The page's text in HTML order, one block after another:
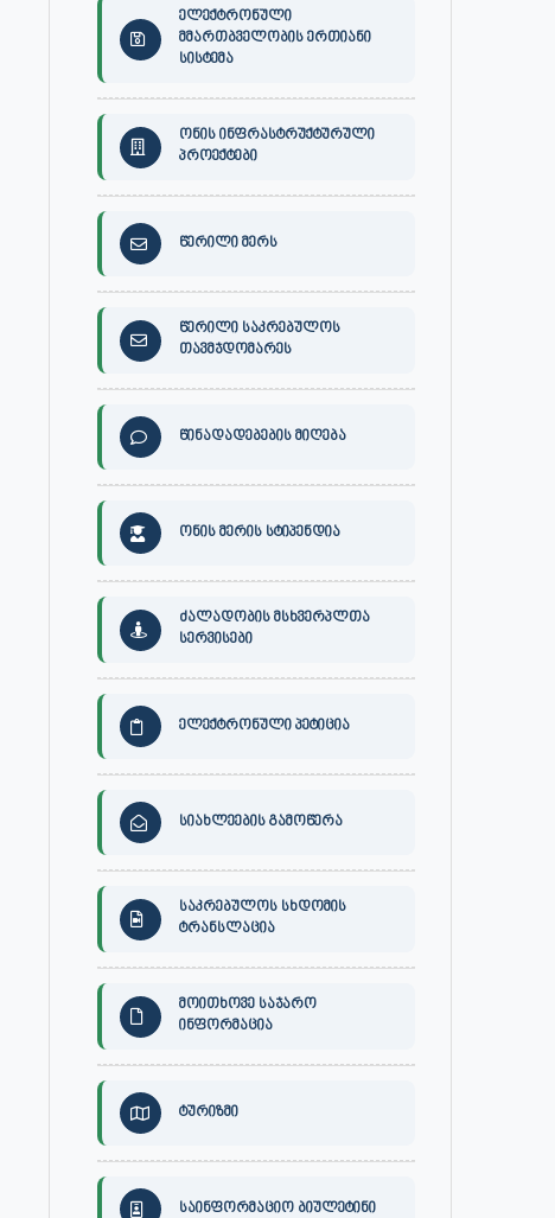
ელექტრონული
მმართბველობის ერთიანი
სისტემა
ონის ინფრასტრუქტურული
პროექტები
წერილი მერს
წერილი საკრებულოს
თავმჯდომარეს
წინადადებების მიღება
ონის მერის სტიპენდია
ძალადობის მსხვერპლთა
სერვისები
ელექტრონული პეტიცია
სიახლეების გამოწერა
საკრებულოს სხდომის
ტრანსლაცია
მოითხოვე საჯარო
ინფორმაცია
ტურიზმი
საინფორმაციო ბიულეტინი